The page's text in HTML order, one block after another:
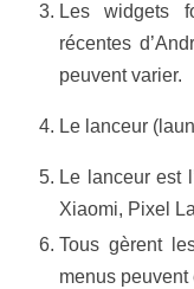
Les widgets
récentes
peuvent varier.
Le lanceur
Le lanceur est
Xiaomi, Pixel
Tous gèrent
menus peuvent